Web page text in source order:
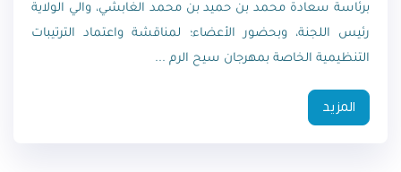
برئاسة سعادة محمد بن حميد بن محمد الغابشي، والي الولاية
رئيس اللجنة، وبحضور الأعضاء؛ لمناقشة واعتماد الترتيبات
التنظيمية الخاصة بمهرجان سيح الرم ...
المزيد